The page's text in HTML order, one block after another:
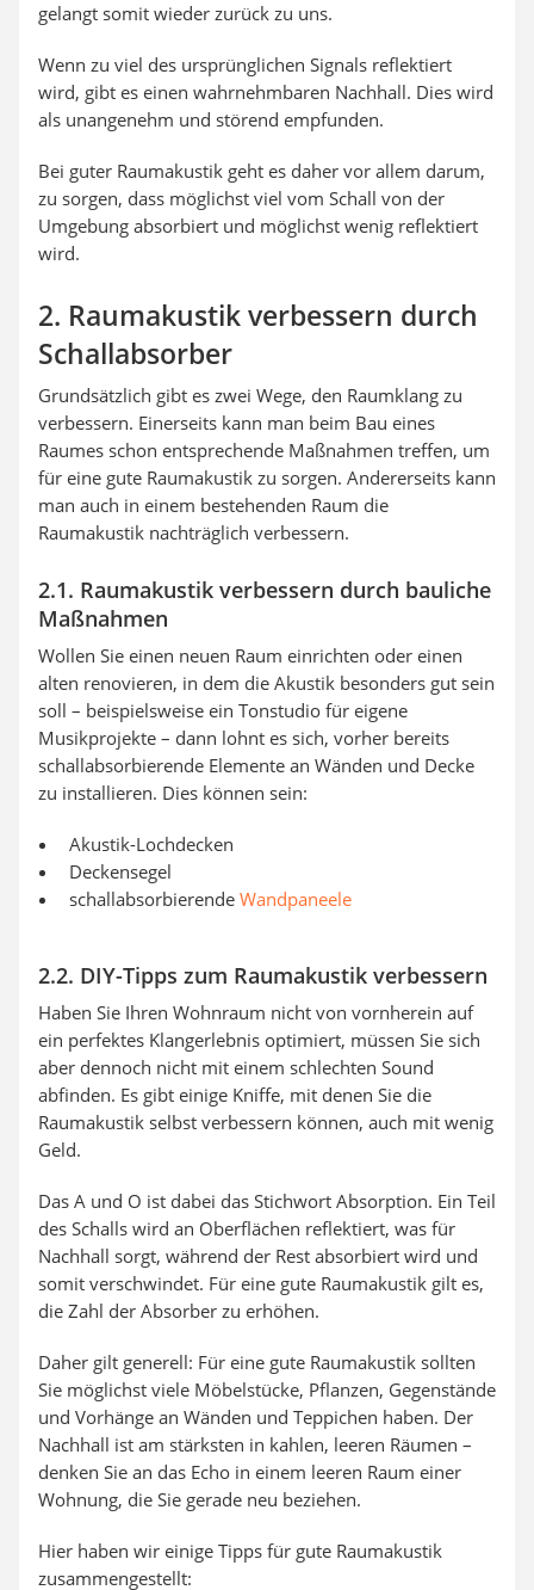
gelangt somit wieder zurück zu uns.
Wenn zu viel des ursprünglichen Signals reflektiert
wird, gibt es einen wahrnehmbaren Nachhall. Dies wird
als unangenehm und störend empfunden.
Bei guter Raumakustik geht es daher vor allem darum,
zu sorgen, dass möglichst viel vom Schall von der
Umgebung absorbiert und möglichst wenig reflektiert
wird.
2. Raumakustik verbessern durch
Schallabsorber
Grundsätzlich gibt es zwei Wege, den Raumklang zu
verbessern. Einerseits kann man beim Bau eines
Raumes schon entsprechende Maßnahmen treffen, um
für eine gute Raumakustik zu sorgen. Andererseits kann
man auch in einem bestehenden Raum die
Raumakustik nachträglich verbessern.
2.1. Raumakustik verbessern durch bauliche
Maßnahmen
Wollen Sie einen neuen Raum einrichten oder einen
alten renovieren, in dem die Akustik besonders gut sein
soll – beispielsweise ein Tonstudio für eigene
Musikprojekte – dann lohnt es sich, vorher bereits
schallabsorbierende Elemente an Wänden und Decke
zu installieren. Dies können sein:
Akustik-Lochdecken
Deckensegel
schallabsorbierende Wandpaneele
2.2. DIY-Tipps zum Raumakustik verbessern
Haben Sie Ihren Wohnraum nicht von vornherein auf
ein perfektes Klangerlebnis optimiert, müssen Sie sich
aber dennoch nicht mit einem schlechten Sound
abfinden. Es gibt einige Kniffe, mit denen Sie die
Raumakustik selbst verbessern können, auch mit wenig
Geld.
Das A und O ist dabei das Stichwort Absorption. Ein Teil
des Schalls wird an Oberflächen reflektiert, was für
Nachhall sorgt, während der Rest absorbiert wird und
somit verschwindet. Für eine gute Raumakustik gilt es,
die Zahl der Absorber zu erhöhen.
Daher gilt generell: Für eine gute Raumakustik sollten
Sie möglichst viele Möbelstücke, Pflanzen, Gegenstände
und Vorhänge an Wänden und Teppichen haben. Der
Nachhall ist am stärksten in kahlen, leeren Räumen –
denken Sie an das Echo in einem leeren Raum einer
Wohnung, die Sie gerade neu beziehen.
Hier haben wir einige Tipps für gute Raumakustik
zusammengestellt: